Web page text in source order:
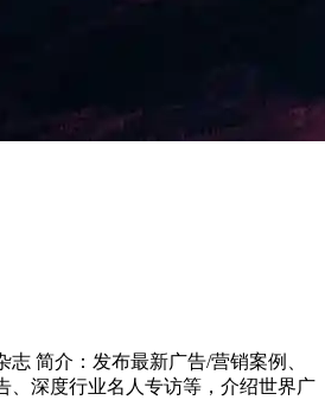
简介：发布最新广告/营销案例、
、深度行业名人专访等，介绍世界广